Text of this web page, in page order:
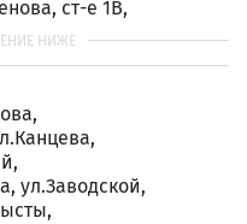
ст-е 1В,
ул.Заводской,